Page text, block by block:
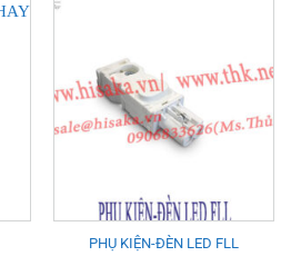
PHỤ KIỆN-ĐÈN LED FLL